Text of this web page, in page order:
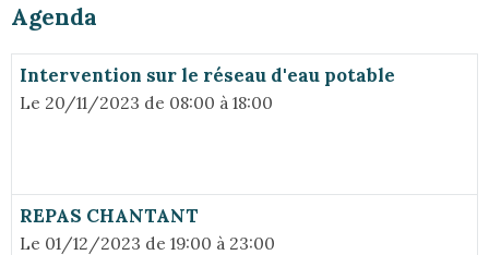
Agenda
Intervention sur le réseau d'eau potable
Le 20/11/2023 de 08:00 à 18:00
REPAS CHANTANT
Le 01/12/2023 de 19:00 à 23:00